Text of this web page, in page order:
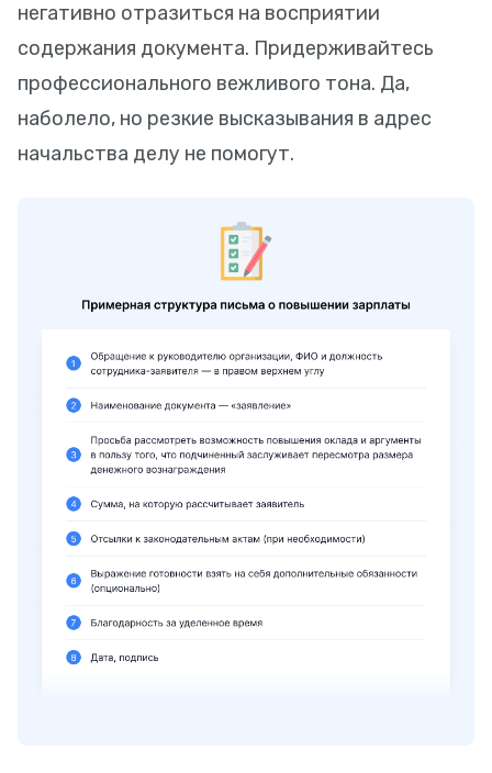
негативно отразиться на восприятии
содержания документа. Придерживайтесь
профессионального вежливого тона. Да,
наболело, но резкие высказывания в адрес
начальства делу не помогут.